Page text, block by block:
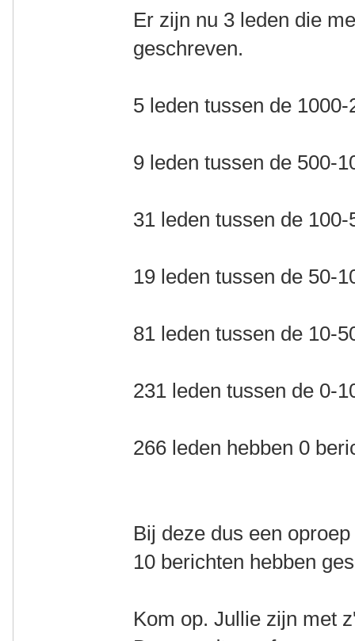
Er zijn nu 3 leden die
geschreven.
5 leden tussen de 1000-
9 leden tussen de 500-
31 leden tussen de 100-
19 leden tussen de 50-
81 leden tussen de 10-
231 leden tussen de 0-
266 leden hebben 0
Bij deze dus een
10 berichten hebben
Kom op. Jullie zijn met